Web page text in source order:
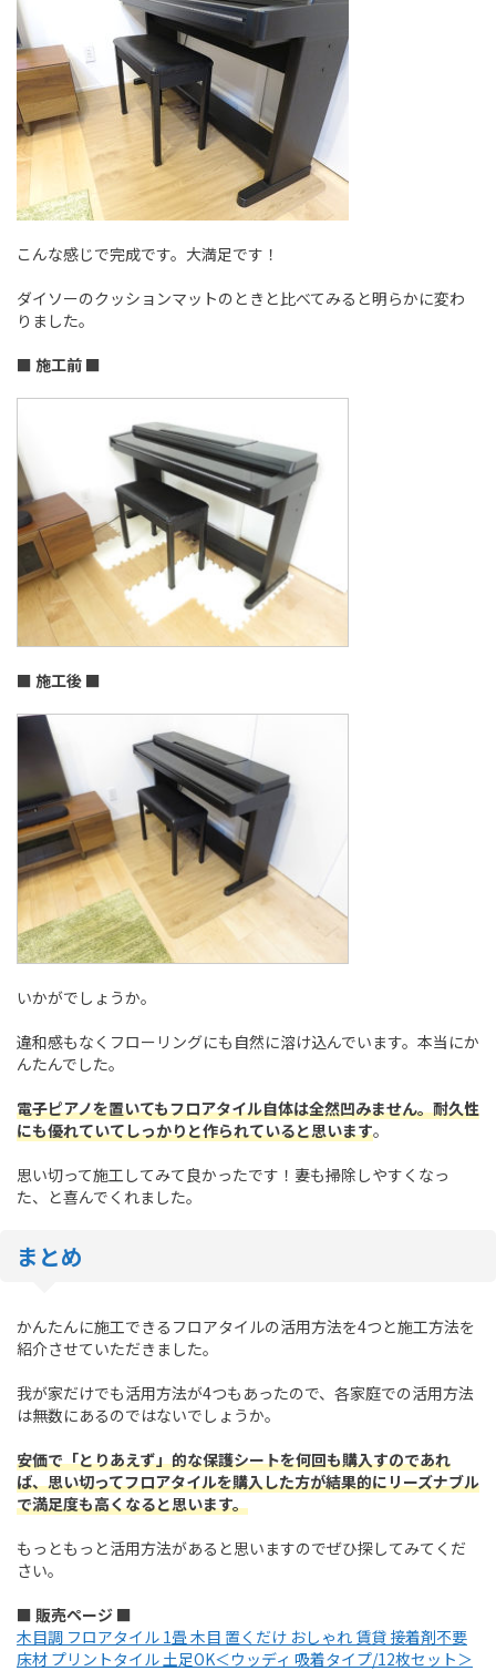
こんな感じで完成です。大満足です！
ダイソーのクッションマットのときと比べてみると明らかに変わ
りました。
■ 施工前 ■
■ 施工後 ■
いかがでしょうか。
違和感もなくフローリングにも自然に溶け込んでいます。本当にか
んたんでした。
電子ピアノを置いてもフロアタイル自体は全然凹みません。耐久性
にも優れていてしっかりと作られていると思います。
思い切って施工してみて良かったです！妻も掃除しやすくなっ
た、と喜んでくれました。
まとめ
かんたんに施工できるフロアタイルの活用方法を4つと施工方法を
紹介させていただきました。
我が家だけでも活用方法が4つもあったので、各家庭での活用方法
は無数にあるのではないでしょうか。
安価で「とりあえず」的な保護シートを何回も購入すのであれ
ば、思い切ってフロアタイルを購入した方が結果的にリーズナブル
で満足度も高くなると思います。
もっともっと活用方法があると思いますのでぜひ探してみてくだ
さい。
■ 販売ページ ■
木目調 フロアタイル 1畳 木目 置くだけ おしゃれ 賃貸 接着剤不要
床材 プリントタイル 土足OK＜ウッディ 吸着タイプ/12枚セット＞